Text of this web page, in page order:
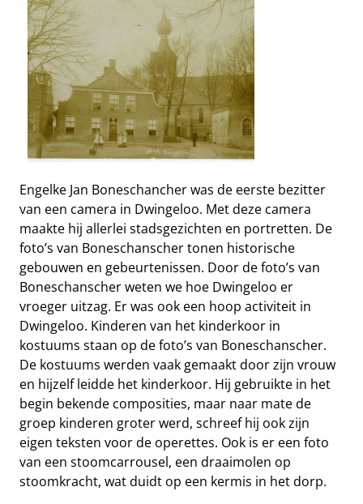
Engelke Jan Boneschancher was de eerste bezitter
van een camera in Dwingeloo. Met deze camera
maakte hij allerlei stadsgezichten en portretten. De
foto’s van Boneschanscher tonen historische
gebouwen en gebeurtenissen. Door de foto’s van
Boneschanscher weten we hoe Dwingeloo er
vroeger uitzag. Er was ook een hoop activiteit in
Dwingeloo. Kinderen van het kinderkoor in
kostuums staan op de foto’s van Boneschanscher.
De kostuums werden vaak gemaakt door zijn vrouw
en hijzelf leidde het kinderkoor. Hij gebruikte in het
begin bekende composities, maar naar mate de
groep kinderen groter werd, schreef hij ook zijn
eigen teksten voor de operettes. Ook is er een foto
van een stoomcarrousel, een draaimolen op
stoomkracht, wat duidt op een kermis in het dorp.